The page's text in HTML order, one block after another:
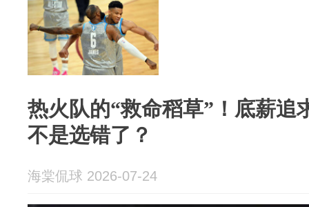
热火队的“救命稻草”！底薪追
不是选错了？
海棠侃球 2026-07-24